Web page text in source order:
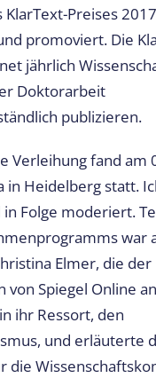
KlarText-Preises
promoviert. Die
jährlich
Doktorarbeit
publizieren.
Verleihung fand am
in Heidelberg statt.
Folge moderiert.
war
Elmer, die der
von Spiegel Online
ihr Ressort, den
und erläuterte
die